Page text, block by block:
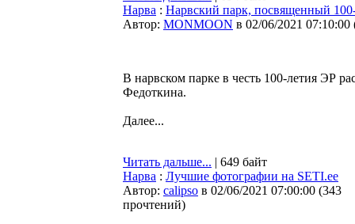
Нарва : Нарвский парк, посвященный
Автор: MONMOON в 02/06/2021 07:10:00
В нарвском парке в честь 100-летия ЭР
Федоткина.
Далее...
Читать дальше... | 649 байт
Нарва : Лучшие фотографии на SETI.ee
Автор: calipso в 02/06/2021 07:00:00 (343
прочтений)